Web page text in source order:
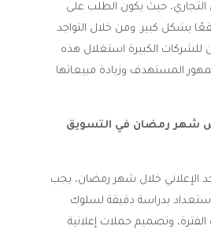
التجاري، حيث يكون الطلب على
بشكل كبير. ومن خلال التواجد
للشركات الكبيرة استغلال هذه
المستهدف وزيادة مبيعاتها
شهر رمضان في التسويق
الإعلاني خلال شهر رمضان، يجب
بدراسة دقيقة لسلوك
وتصميم حملات إعلانية